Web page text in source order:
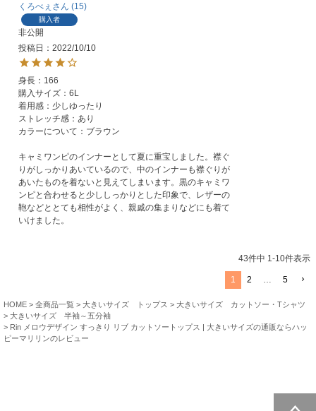
くろべぇ 15
購入者
非公開
投稿日
2022/10/10
身長：166
購入サイズ：6L
着用感：少しゆったり
ストレッチ感：あり
カラーについて：ブラウン
キャミワンピのインナーとして夏に重宝しました。襟ぐ
りがしっかりあいているので、中のインナーも襟ぐりが
あいたものを着ないと見えてしまいます。黒のキャミワ
ンピと合わせると少ししっかりとした印象で、レザーの
鞄などととても相性がよく、親戚の集まりなどにも着て
いけました。
43件中 1 -10件表示
1 2 5
HOME 全商品一覧 大きいサイズ トップス
大きいサイズ カットソー・Tシャツ
大きいサイズ 半袖～五分袖
Rin メロウデザイン すっきり リブ カットソートップス | 大きいサイズの通販ならハッ
ピーマリリンのレビュー